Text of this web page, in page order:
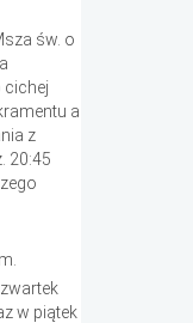
św. o
cichej
a
z
20:45
w piątek